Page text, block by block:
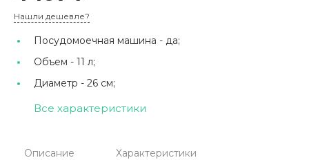
Нашли дешевле?
Посудомоечная машина - да;
Объем - 11 л;
Диаметр - 26 см;
Все характеристики
Описание Характеристики